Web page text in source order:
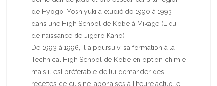
de Hyogo. Yoshiyuki a étudié de 1990 à 1993
dans une High School de Kobe à Mikage (Lieu
de naissance de Jigoro Kano).
De 1993 à 1996, il a poursuivi sa formation à la
Technical High School de Kobe en option chimie
mais il est préférable de lui demander des
recettes de cuisine japonaises à l’heure actuelle.